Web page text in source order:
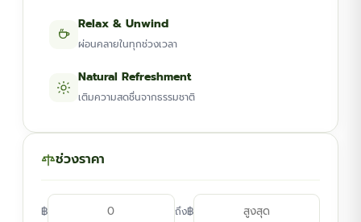
Relax & Unwind
ผ่อนคลายในทุกช่วงเวลา
Natural Refreshment
เติมความสดชื่นจากธรรมชาติ
ช่วงราคา
฿ ถึง฿